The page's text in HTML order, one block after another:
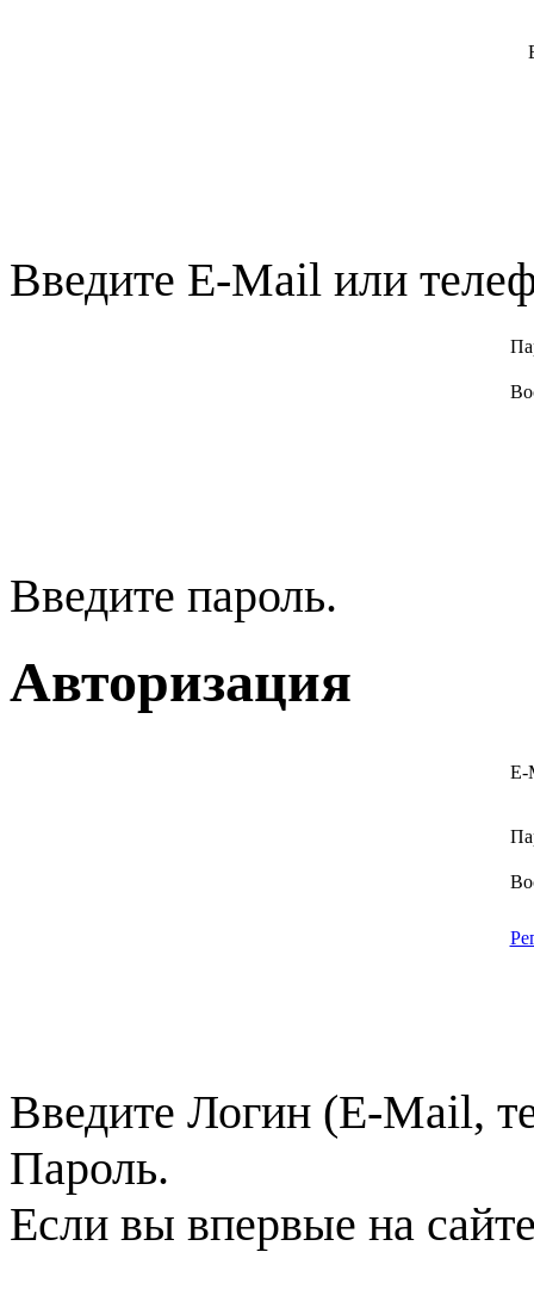
Введите E-Mail или
Введите пароль.
Авторизация
E-
Введите Логин (E-Mail,
Пароль.
Если вы впервые на